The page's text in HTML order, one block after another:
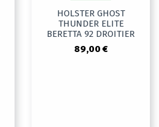
HOLSTER GHOST
THUNDER ELITE
BERETTA 92 DROITIER
89,00 €